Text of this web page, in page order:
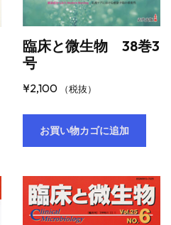
臨床と微生物 38巻3
号
¥2,100 （税抜）
お買い物カゴに追加